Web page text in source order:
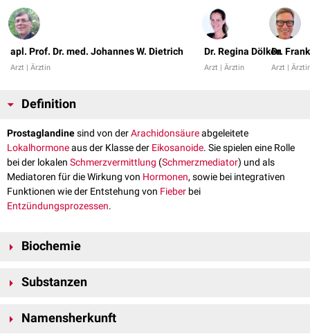
apl. Prof. Dr. med. Johannes W. Dietrich
Arzt | Ärztin
Dr. Regina Dölken
Arzt | Ärztin
Dr.
Arzt |
Definition
Prostaglandinesind von derArachidonsäureabgeleitete
Lokalhormoneaus der Klasse der Eikosanoide. Sie spielen eine Rolle
bei der lokalen Schmerzvermittlung (Schmerzmediator) und als
Mediatoren für die Wirkung von Hormonen, sowie bei integrativen
Funktionen wie der Entstehung von Fieber bei
Entzündungsprozessen.
Biochemie
Kohlenstoffatomen, einschließlich eines geschlossenen 5er-Rings,
Fettsäuren
Substanzen
Prostaglandin D2
Namensherkunft